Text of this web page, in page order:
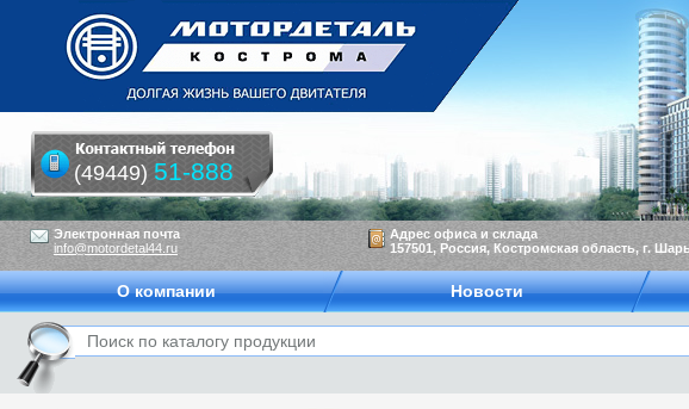
Электронная почта
info@motordetal44.ru
Адрес офиса и склада
157501, Россия, Костромская область, г.
(49449) 51-888
О компании Новости